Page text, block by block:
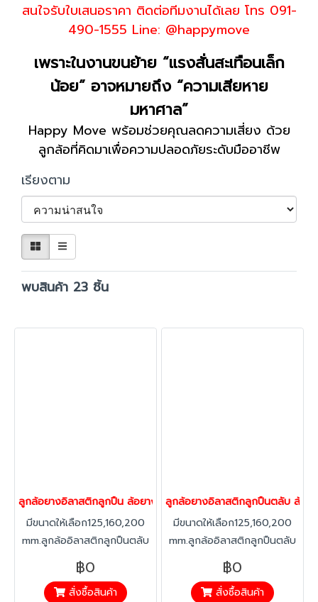
สนใจรับใบเสนอราคา ติดต่อทีมงานได้เลย โทร 091-
490-1555 Line: @happymove
เพราะในงานขนย้าย “แรงสั่นสะเทือนเล็ก
น้อย” อาจหมายถึง “ความเสียหาย
มหาศาล”
Happy Move พร้อมช่วยคุณลดความเสี่ยง ด้วย
ลูกล้อที่คิดมาเพื่อความปลอดภัยระดับมืออาชีพ
เรียงตาม
พบสินค้า 23 ชิ้น
ลูกล้อยางอิลาสติกลูกปืน ล้อยาง ล้อไม่ทำพื้นเป็นรอย ตลับรับน้ำหนัก
มีขนาดให้เลือก125,160,200
mm.ลูกล้ออิลาสติกลูกปืนตลับ
ยางอิลาสติก ทนทาน ต่อสาร
คลอลีน ลดแรงสะเทือน ได้
มากกว่าทั่วไป เงียบ ลดเสียงได้
฿0
สั่งซื้อสินค้า
ลูกล้อยางอิลาสติกลูกปืนตลับ ล้อยา
มีขนาดให้เลือก125,160,200
mm.ลูกล้ออิลาสติกลูกปืนตลับ
ยางอิลาสติก ทนทาน ต่อสาร
คลอลีน ลดแรงสะเทือน ได้
มากกว่าทั่วไป เงียบ ลดเสียงได้
฿0
สั่งซื้อสินค้า